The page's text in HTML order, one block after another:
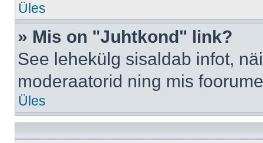
Üles
» Mis on "Juhtkond" link?
See lehekülg sisaldab infot,
moderaatorid ning mis
Üles